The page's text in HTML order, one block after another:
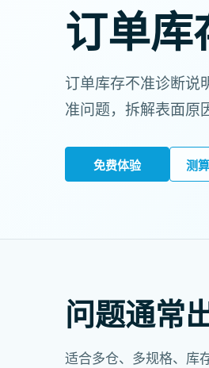
订单库
订单库存不准诊断说
准问题，拆解表面原
免费体验 测
问题通常
适合多仓、多规格、库